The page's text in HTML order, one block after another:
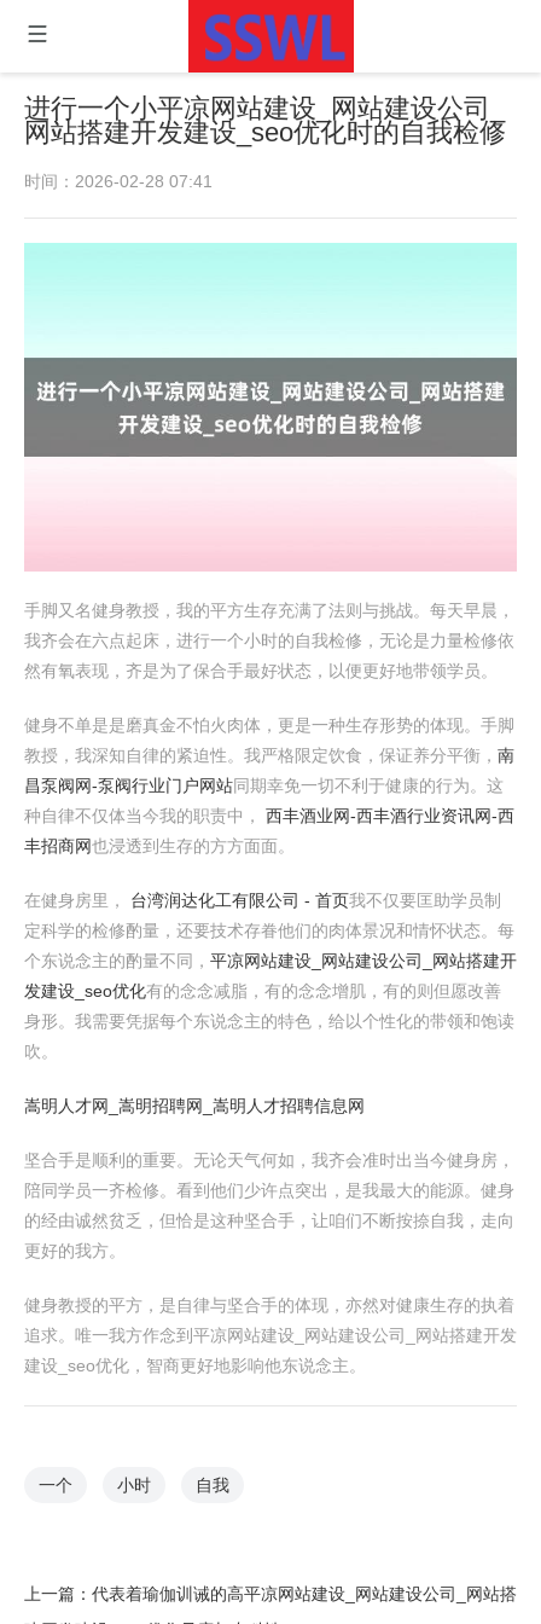
进行一个小平凉网站建设_网站建设公司_
网站搭建开发建设_seo优化时的自我检修
时间：2026-02-28 07:41
手脚又名健身教授，我的平方生存充满了法则与挑战。每天早晨，
我齐会在六点起床，进行一个小时的自我检修，无论是力量检修依
然有氧表现，齐是为了保合手最好状态，以便更好地带领学员。
健身不单是是磨真金不怕火肉体，更是一种生存形势的体现。手脚
教授，我深知自律的紧迫性。我严格限定饮食，保证养分平衡， 南
昌泵阀网-泵阀行业门户网站同期幸免一切不利于健康的行为。这
种自律不仅体当今我的职责中， 西丰酒业网-西丰酒行业资讯网-西
丰招商网也浸透到生存的方方面面。
在健身房里， 台湾润达化工有限公司 - 首页我不仅要匡助学员制
定科学的检修酌量，还要技术存眷他们的肉体景况和情怀状态。每
个东说念主的酌量不同， 平凉网站建设_网站建设公司_网站搭建开
发建设_seo优化有的念念减脂，有的念念增肌，有的则但愿改善
身形。我需要凭据每个东说念主的特色，给以个性化的带领和饱读
吹。
嵩明人才网_嵩明招聘网_嵩明人才招聘信息网
坚合手是顺利的重要。无论天气何如，我齐会准时出当今健身房，
陪同学员一齐检修。看到他们少许点突出，是我最大的能源。健身
的经由诚然贫乏，但恰是这种坚合手，让咱们不断按捺自我，走向
更好的我方。
健身教授的平方，是自律与坚合手的体现，亦然对健康生存的执着
追求。唯一我方作念到平凉网站建设_网站建设公司_网站搭建开发
建设_seo优化，智商更好地影响他东说念主。
一个 小时 自我
上一篇： 代表着瑜伽训诫的高平凉网站建设_网站建设公司_网站搭